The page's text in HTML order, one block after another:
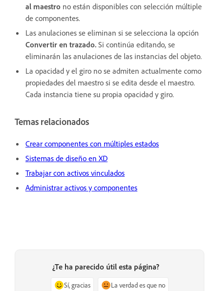
al maestro no están disponibles con selección múltiple
de componentes.
Las anulaciones se eliminan si se selecciona la opción
Convertir en trazado. Si continúa editando, se
eliminarán las anulaciones de las instancias del objeto.
La opacidad y el giro no se admiten actualmente como
propiedades del maestro si se edita desde el maestro.
Cada instancia tiene su propia opacidad y giro.
Temas relacionados
Crear componentes con múltiples estados
Sistemas de diseño en XD
Trabajar con activos vinculados
Administrar activos y componentes
¿Te ha parecido útil esta página?
Sí, gracias La verdad es que no